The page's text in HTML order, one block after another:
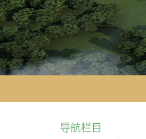
导航栏目